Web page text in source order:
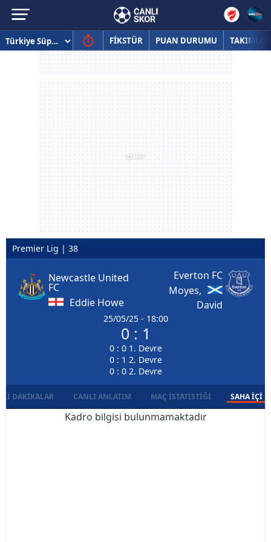
FİKSTÜR PUAN DURUMU TAKIMLAR
Premier Lig | 38
Newcastle United
FC
Eddie Howe
25/05/25 - 18:00
0 : 1
0 : 0 1. Devre
0 : 1 2. Devre
0 : 0 2. Devre
Everton FC
Moyes,
David
DAKIKALAR CANLI ANLATIM MAÇ İSTATISTIĞI SAHA İÇI
Kadro bilgisi bulunmamaktadır